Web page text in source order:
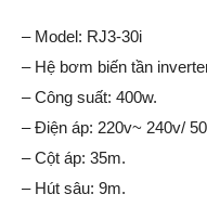
– Model: RJ3-30i
– Hệ bơm biến tần
– Công suất: 400w.
– Điện áp: 220v~ 240v/
– Cột áp: 35m.
– Hút sâu: 9m.